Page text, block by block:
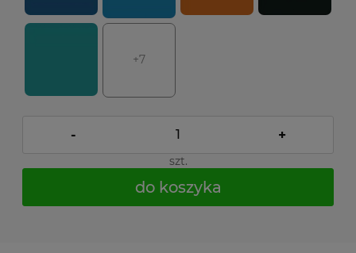
+7
- +
szt.
do koszyka